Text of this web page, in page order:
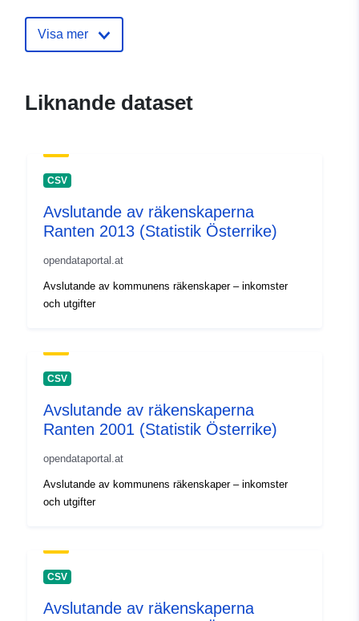
Visa mer
Liknande dataset
CSV
Avslutande av räkenskaperna
Ranten 2013 (Statistik Österrike)
opendataportal.at
Avslutande av kommunens räkenskaper – inkomster
och utgifter
CSV
Avslutande av räkenskaperna
Ranten 2001 (Statistik Österrike)
opendataportal.at
Avslutande av kommunens räkenskaper – inkomster
och utgifter
CSV
Avslutande av räkenskaperna